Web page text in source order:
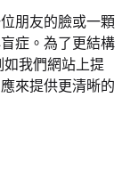
朋友的臉或一顆
症。為了更結構
如我們網站上提
來提供更清晰的